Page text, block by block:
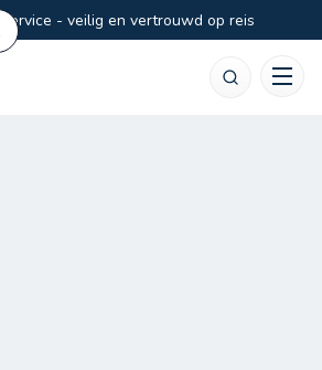
service - veilig en vertrouwd op reis
Zoeken